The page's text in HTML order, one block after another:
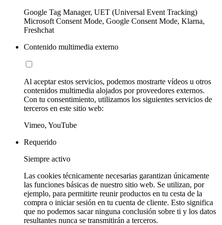
Google Tag Manager, UET (Universal Event Tracking)
Microsoft Consent Mode, Google Consent Mode, Klarna,
Freshchat
Contenido multimedia externo
Al aceptar estos servicios, podemos mostrarte vídeos u otros
contenidos multimedia alojados por proveedores externos.
Con tu consentimiento, utilizamos los siguientes servicios de
terceros en este sitio web:
Vimeo, YouTube
Requerido
Siempre activo
Las cookies técnicamente necesarias garantizan únicamente
las funciones básicas de nuestro sitio web. Se utilizan, por
ejemplo, para permitirte reunir productos en tu cesta de la
compra o iniciar sesión en tu cuenta de cliente. Esto significa
que no podemos sacar ninguna conclusión sobre ti y los datos
resultantes nunca se transmitirán a terceros.